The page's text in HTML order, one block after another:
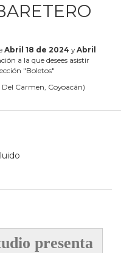
Abril 18 de 2024 yAbril
a la que desees asistir
"Boletos"
Del Carmen, Coyoacán)
presenta